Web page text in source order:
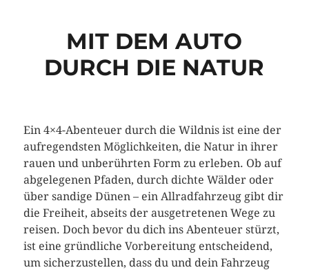
MIT DEM AUTO
DURCH DIE NATUR
Ein 4×4-Abenteuer durch die Wildnis ist eine der
aufregendsten Möglichkeiten, die Natur in ihrer
rauen und unberührten Form zu erleben. Ob auf
abgelegenen Pfaden, durch dichte Wälder oder
über sandige Dünen – ein Allradfahrzeug gibt dir
die Freiheit, abseits der ausgetretenen Wege zu
reisen. Doch bevor du dich ins Abenteuer stürzt,
ist eine gründliche Vorbereitung entscheidend,
um sicherzustellen, dass du und dein Fahrzeug